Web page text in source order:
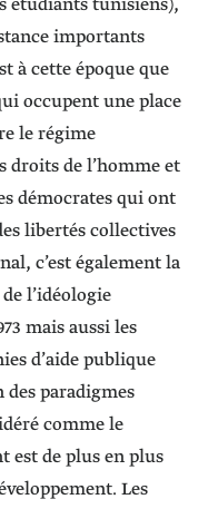
étudiants tunisiens),
importants
à cette époque que
occupent une place
le régime
de l’homme et
démocrates qui ont
libertés collectives
c’est également la
l’idéologie
mais aussi les
d’aide publique
paradigmes
comme le
est de plus en plus
Les